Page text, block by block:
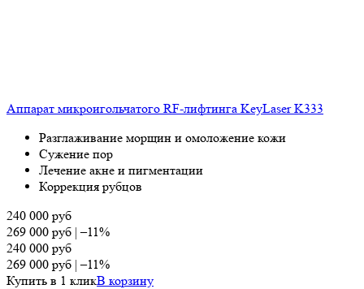
Аппарат микроигольчатого RF-лифтинга KeyLaser K333
Разглаживание морщин и омоложение кожи
Сужение пор
Лечение акне и пигментации
Коррекция рубцов
240 000 руб
269 000 руб |–11%
240 000 руб
269 000 руб |–11%
Купить в 1 кликВ корзину